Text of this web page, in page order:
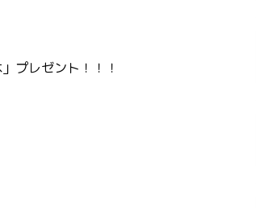
プレゼント！！！